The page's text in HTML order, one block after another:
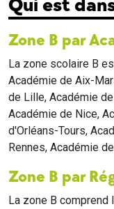
Qui est
Zone B par
La zone scolaire B
Académie de Aix-
de Lille, Académie
Académie de Nice,
d'Orléans-Tours,
Rennes, Académie
Zone B par
La zone B comprend